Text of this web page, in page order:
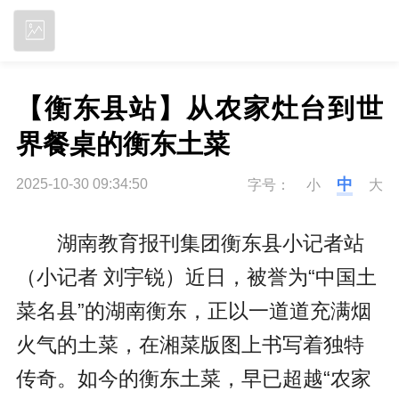
【衡东县站】从农家灶台到世
界餐桌的衡东土菜
2025-10-30 09:34:50 字号： 小 中 大
湖南教育报刊集团衡东县小记者站
（小记者 刘宇锐）近日，被誉为“中国土
菜名县”的湖南衡东，正以一道道充满烟
火气的土菜，在湘菜版图上书写着独特
传奇。如今的衡东土菜，早已超越“农家